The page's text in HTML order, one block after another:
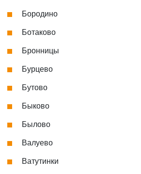
Бородино
Ботаково
Бронницы
Бурцево
Бутово
Быково
Былово
Валуево
Ватутинки